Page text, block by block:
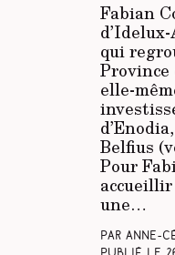
Fabian
qui
Province
elle-
Belfius
Pour
une…
Par Anne-